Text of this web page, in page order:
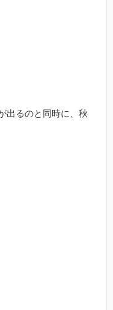
出るのと同時に、秋